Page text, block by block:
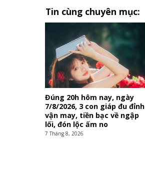
Tin cùng chuyên mục:
Đúng 20h hôm nay, ngày
7/8/2026, 3 con giáp đu đỉnh
vận may, tiền bạc về ngập
lối, đón lộc ấm no
7 Tháng 8, 2026